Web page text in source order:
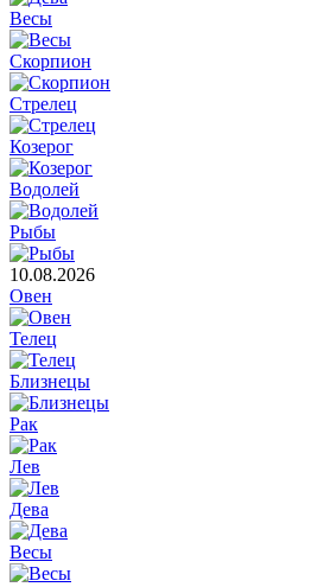
Весы
Скорпион
Стрелец
Козерог
Водолей
Рыбы
10.08.2026
Овен
Телец
Близнецы
Рак
Лев
Дева
Весы